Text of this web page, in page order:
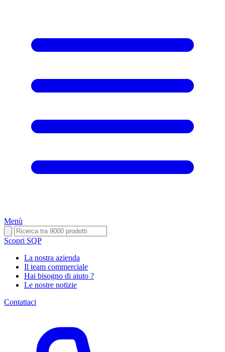
Menù
Scopri SQP
La nostra azienda
Il team commerciale
Hai bisogno di aiuto ?
Le nostre notizie
Contattaci